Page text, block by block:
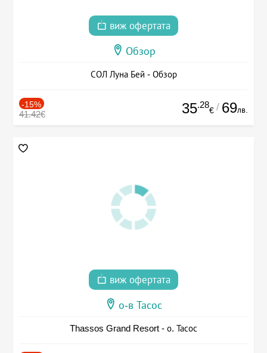
виж офертата
Обзор
СОЛ Луна Бей - Обзор
-15%
41.42€ 35.28
€ / 69лв.
виж офертата
о-в Тасос
Thassos Grand Resort - о. Тасос